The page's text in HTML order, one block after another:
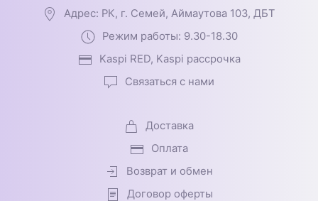
Адрес: РК, г. Семей, Аймаутова 103, ДБТ
Режим работы: 9.30-18.30
Kaspi RED, Kaspi рассрочка
Связаться с нами
Доставка
Оплата
Возврат и обмен
Договор оферты